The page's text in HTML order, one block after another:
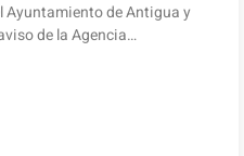
Ayuntamiento de Antigua y
de la Agencia…